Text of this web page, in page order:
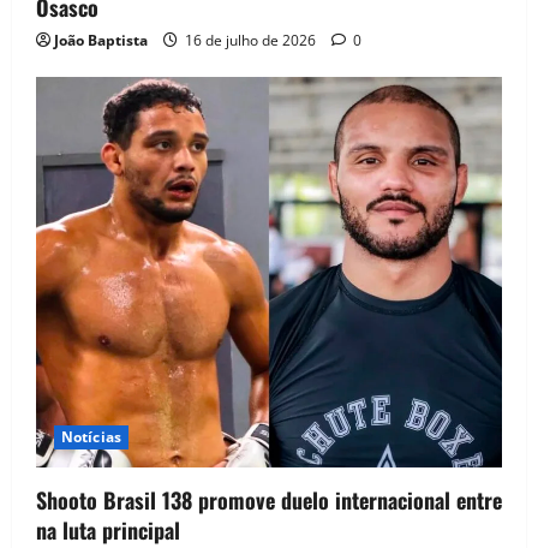
Osasco
João Baptista 16 de julho de 2026 0
Notícias
Shooto Brasil 138 promove duelo internacional entre
na luta principal